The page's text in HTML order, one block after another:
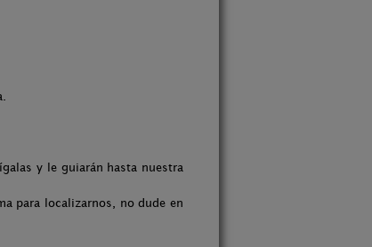
y le guiarán hasta nuestra
para localizarnos, no dude en